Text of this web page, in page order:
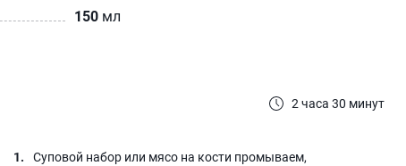
150 мл
2 часа 30 минут
Суповой набор или мясо на кости промываем,